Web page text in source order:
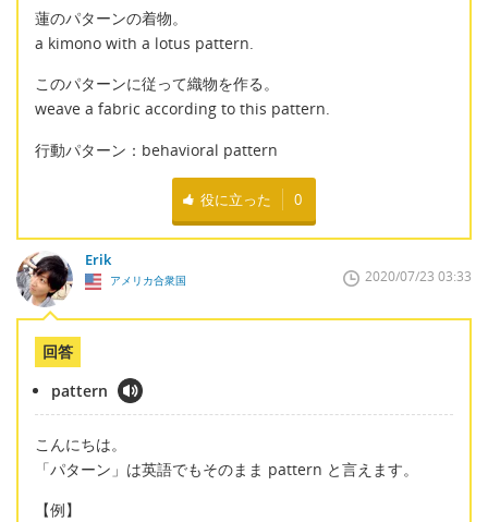
蓮のパターンの着物。
a kimono with a lotus pattern.
このパターンに従って織物を作る。
weave a fabric according to this pattern.
行動パターン：behavioral pattern
役に立った 0
Erik
アメリカ合衆国 2020/07/23 03:33
回答
pattern
こんにちは。
「パターン」は英語でもそのまま pattern と言えます。
【例】